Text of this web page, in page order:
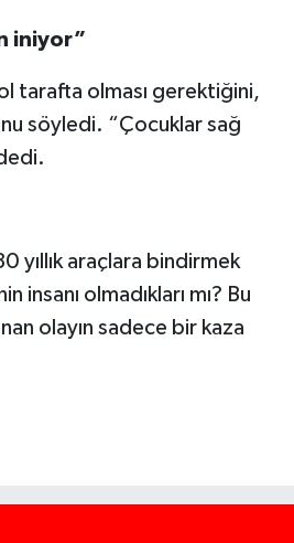
iniyor”
tarafta olması gerektiğini,
söyledi. “Çocuklar sağ
yıllık araçlara bindirmek
olmadıkları mı? Bu
olayın sadece bir kaza